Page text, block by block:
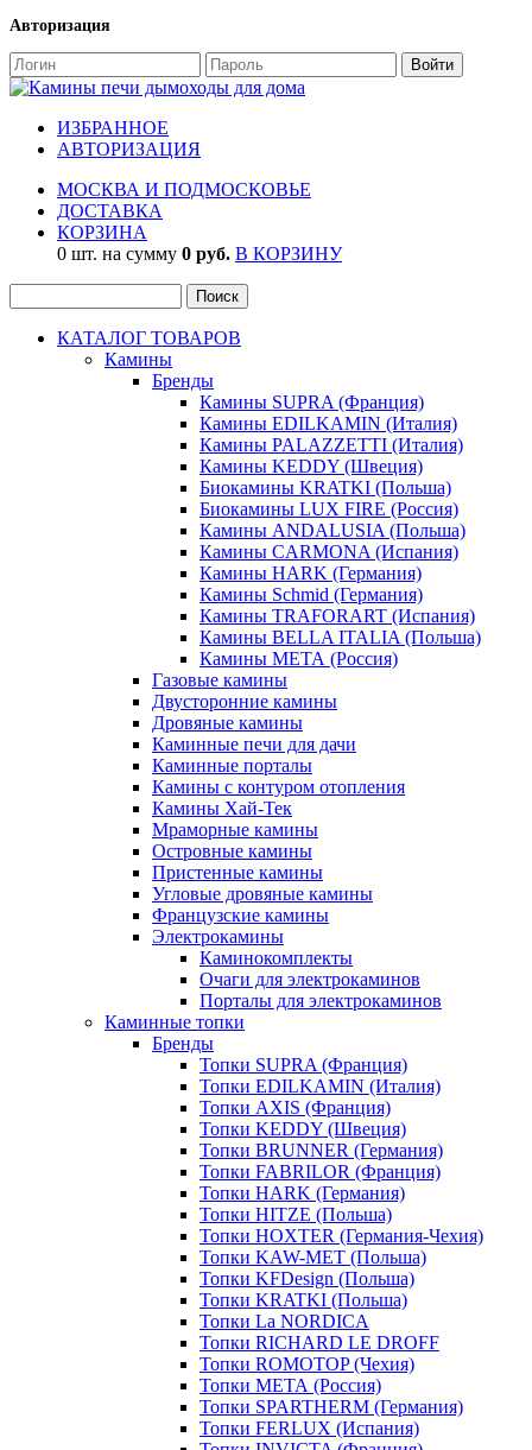
Авторизация
ИЗБРАННОЕ
АВТОРИЗАЦИЯ
МОСКВА И ПОДМОСКОВЬЕ
ДОСТАВКА
КОРЗИНА
0 шт. на сумму 0 руб. В КОРЗИНУ
КАТАЛОГ ТОВАРОВ
Камины
Бренды
Камины SUPRA (Франция)
Камины EDILKAMIN (Италия)
Камины PALAZZETTI (Италия)
Камины KEDDY (Швеция)
Биокамины KRATKI (Польша)
Биокамины LUX FIRE (Россия)
Камины ANDALUSIA (Польша)
Камины CARMONA (Испания)
Камины HARK (Германия)
Камины Schmid (Германия)
Камины TRAFORART (Испания)
Камины BELLA ITALIA (Польша)
Камины МЕТА (Россия)
Газовые камины
Двусторонние камины
Дровяные камины
Каминные печи для дачи
Каминные порталы
Камины с контуром отопления
Камины Хай-Тек
Мраморные камины
Островные камины
Пристенные камины
Угловые дровяные камины
Французские камины
Электрокамины
Каминокомплекты
Очаги для электрокаминов
Порталы для электрокаминов
Каминные топки
Бренды
Топки SUPRA (Франция)
Топки EDILKAMIN (Италия)
Топки AXIS (Франция)
Топки KEDDY (Швеция)
Топки BRUNNER (Германия)
Топки FABRILOR (Франция)
Топки HARK (Германия)
Топки HITZE (Польша)
Топки HOXTER (Германия-Чехия)
Топки KAW-MET (Польша)
Топки KFDesign (Польша)
Топки KRATKI (Польша)
Топки La NORDICA
Топки RICHARD LE DROFF
Топки ROMOTOP (Чехия)
Топки МЕТА (Россия)
Топки SPARTHERM (Германия)
Топки FERLUX (Испания)